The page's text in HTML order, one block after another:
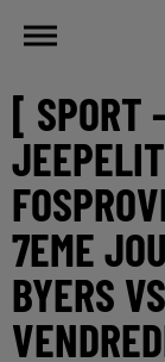
[ SPORT
7EME
BYERS